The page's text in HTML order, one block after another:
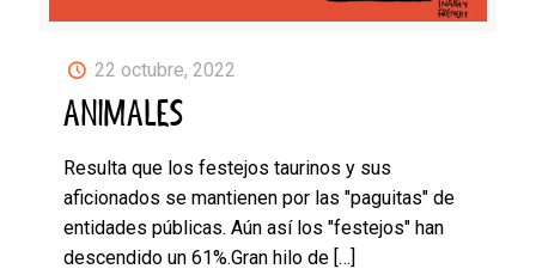
22 octubre, 2022
ANIMALES
Resulta que los festejos taurinos y sus
aficionados se mantienen por las "paguitas" de
entidades públicas. Aún así los "festejos" han
descendido un 61%.Gran hilo de […]